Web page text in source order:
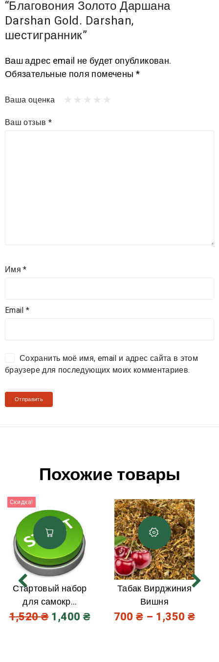
“Благовония Золото Даршана
Darshan Gold. Darshan,
шестигранник”
Ваш адрес email не будет опубликован.
Обязательные поля помечены *
Ваша оценка
Ваш отзыв *
Имя*
Email*
Сохранить моё имя, email и адрес сайта в этом
браузере для последующих моих комментариев.
Похожие товары
Скидка!
Стартовый набор
для самокр...
1,520₴ 1,400 ₴
Табак Вирджиния
Вишня
700₴ – 1,350 ₴